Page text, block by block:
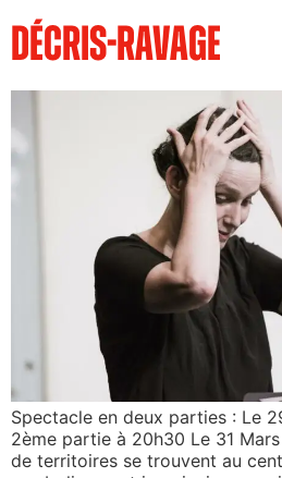
Décris-Ravage
Spectacle en deux parties : Le
2ème partie à 20h30 Le 31
de territoires se trouvent au